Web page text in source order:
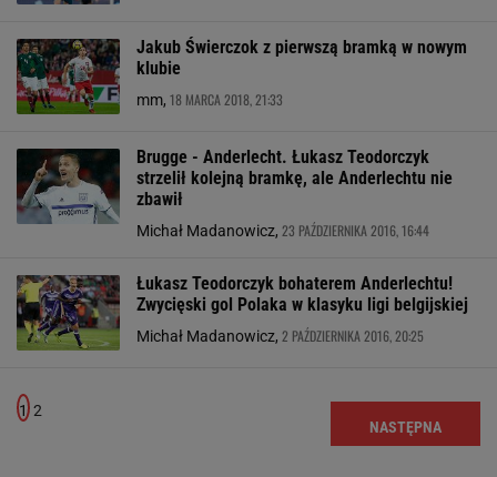
Jakub Świerczok z pierwszą bramką w nowym
klubie
mm, 18 MARCA 2018, 21:33
Brugge - Anderlecht. Łukasz Teodorczyk
strzelił kolejną bramkę, ale Anderlechtu nie
zbawił
Michał Madanowicz, 23 PAŹDZIERNIKA 2016, 16:44
Łukasz Teodorczyk bohaterem Anderlechtu!
Zwycięski gol Polaka w klasyku ligi belgijskiej
Michał Madanowicz, 2 PAŹDZIERNIKA 2016, 20:25
1 2
NASTĘPNA